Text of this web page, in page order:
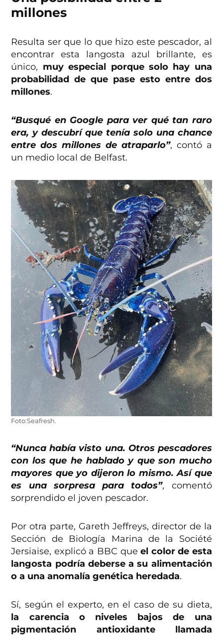
millones
Resulta ser que lo que hizo este pescador, al
encontrar esta langosta azul brillante, es
único, muy especial porque solo hay una
probabilidad de que pase esto entre dos
millones.
“Busqué en Google para ver qué tan raro
era, y descubrí que tenía solo una chance
entre dos millones de atraparlo”, contó a
un medio local de Belfast.
Foto:Seafresh.
“Nunca había visto una. Otros pescadores
con los que he hablado y que son mucho
mayores que yo dijeron lo mismo. Así que
es una sorpresa para todos”, comentó
sorprendido el joven pescador.
Por otra parte, Gareth Jeffreys, director de la
Sección de Biología Marina de la Société
Jersiaise, explicó a BBC que el color de esta
langosta podría deberse a su alimentación
o a una anomalía genética heredada.
Sí, según el experto, en el caso de su dieta,
la carencia o niveles bajos de una
pigmentación antioxidante llamada